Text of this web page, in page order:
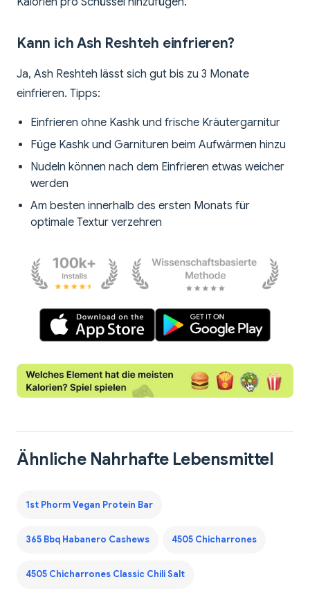
Kann ich Ash Reshteh einfrieren?
Ja, Ash Reshteh lässt sich gut bis zu 3 Monate
einfrieren. Tipps:
Einfrieren ohne Kashk und frische Kräutergarnitur
Füge Kashk und Garnituren beim Aufwärmen hinzu
Nudeln können nach dem Einfrieren etwas weicher
werden
Am besten innerhalb des ersten Monats für
optimale Textur verzehren
Ähnliche Nahrhafte Lebensmittel
1st Phorm Vegan Protein Bar
365 Bbq Habanero Cashews 4505 Chicharrones
4505 Chicharrones Classic Chili Salt